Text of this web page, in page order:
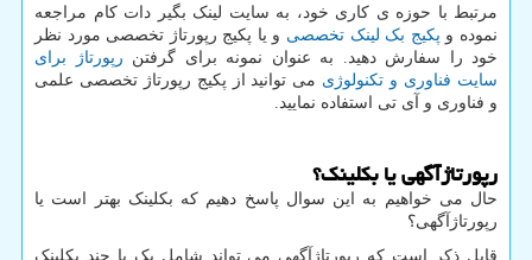
مرتبط با حوزه ی کاری خود، به سایت لینک بگیر دات کام مراجعه
نموده و پکیج بک لینک تخصصی و یا پکیج رپورتاژ تخصصی مورد نظر
خود را سفارش دهید. به عنوان نمونه برای گرفتن رپورتاژ برای
سایت فناوری و تکنولوژی می توانید از پکیج رپورتاژ تخصصی علمی
و فناوری و آی تی استفاده نمایید.
رپورتاژآگهی یا بکلینک؟
حال می خواهیم به این سوال پاسخ دهیم که بکلینک بهتر است یا
رپورتاژآگهی؟
قابل ذکر است که رپورتاژآگهی می تواند شامل یک یا چند بکلینک